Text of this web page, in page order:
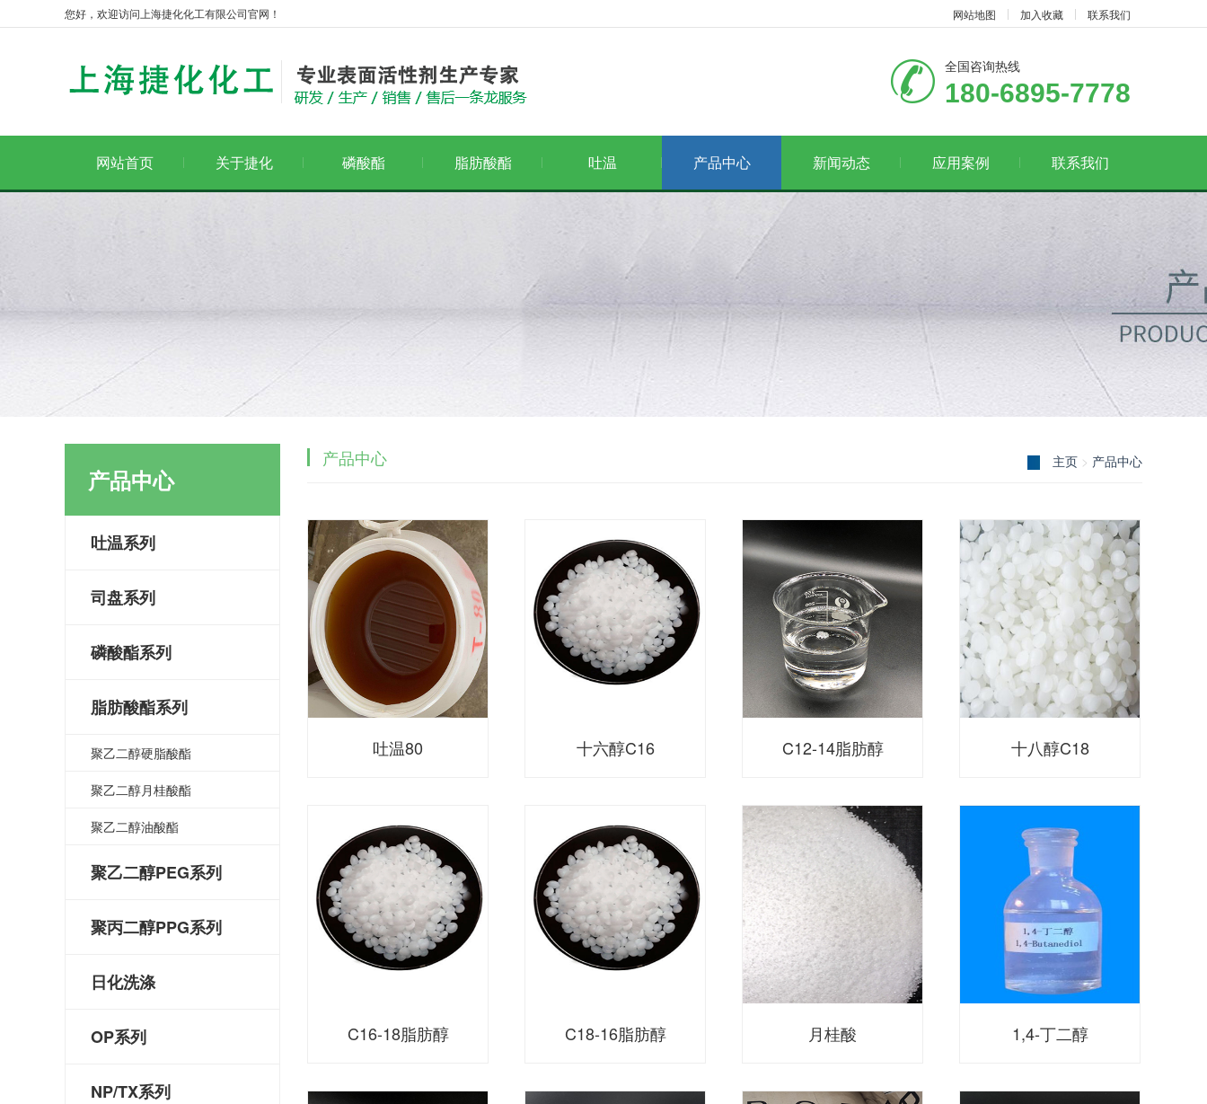
您好，欢迎访问上海捷化化工有限公司官网！ 网站地图 加入收藏 联系我们
全国咨询热线
180-6895-7778
网站首页 关于捷化 磷酸酯 脂肪酸酯 吐温 产品中心 新闻动态 应用案例 联系我们
产品中心
吐温系列
司盘系列
磷酸酯系列
脂肪酸酯系列
聚乙二醇硬脂酸酯
聚乙二醇月桂酸酯
聚乙二醇油酸酯
聚乙二醇PEG系列
聚丙二醇PPG系列
日化洗涤
OP系列
NP/TX系列
主页 > 产品中心
产品中心
吐温80 十六醇C16 C12-14脂肪醇 十八醇C18
C16-18脂肪醇 C18-16脂肪醇 月桂酸 1,4-丁二醇